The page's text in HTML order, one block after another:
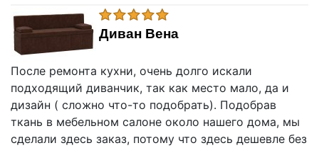
Диван Вена
После ремонта кухни, очень долго искали
подходящий диванчик, так как место мало, да и
дизайн ( сложно что-то подобрать). Подобрав
ткань в мебельном салоне около нашего дома, мы
сделали здесь заказ, потому что здесь дешевле без